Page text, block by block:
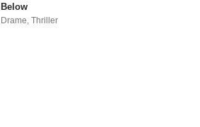
Below
Drame ,Thriller